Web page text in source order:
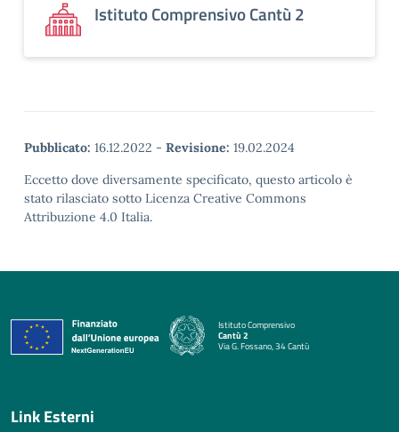
Istituto Comprensivo Cantù 2
Pubblicato: 16.12.2022 - Revisione: 19.02.2024
Eccetto dove diversamente specificato, questo articolo è
stato rilasciato sotto Licenza Creative Commons
Attribuzione 4.0 Italia.
Istituto Comprensivo
Cantù 2
Via G. Fossano, 34 Cantù
— Visita la pagina iniziale della scuola
Link Esterni